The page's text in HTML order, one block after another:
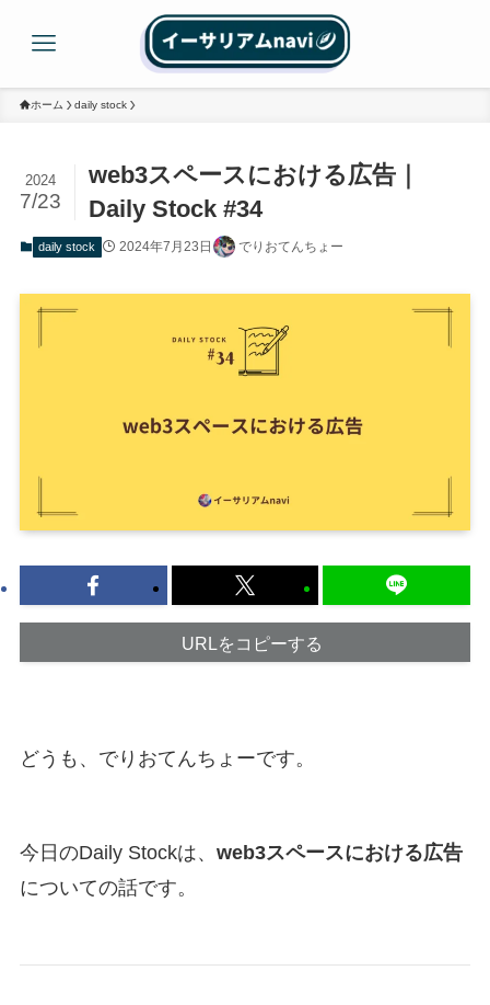
ホーム daily stock
web3スペースにおける広告｜
Daily Stock #34
2024
7/23
daily stock 2024年7月23日 でりおてんちょー
URLをコピーする
どうも、でりおてんちょーです。
今日のDaily Stockは、 web3スペースにおける広告
についての話です。